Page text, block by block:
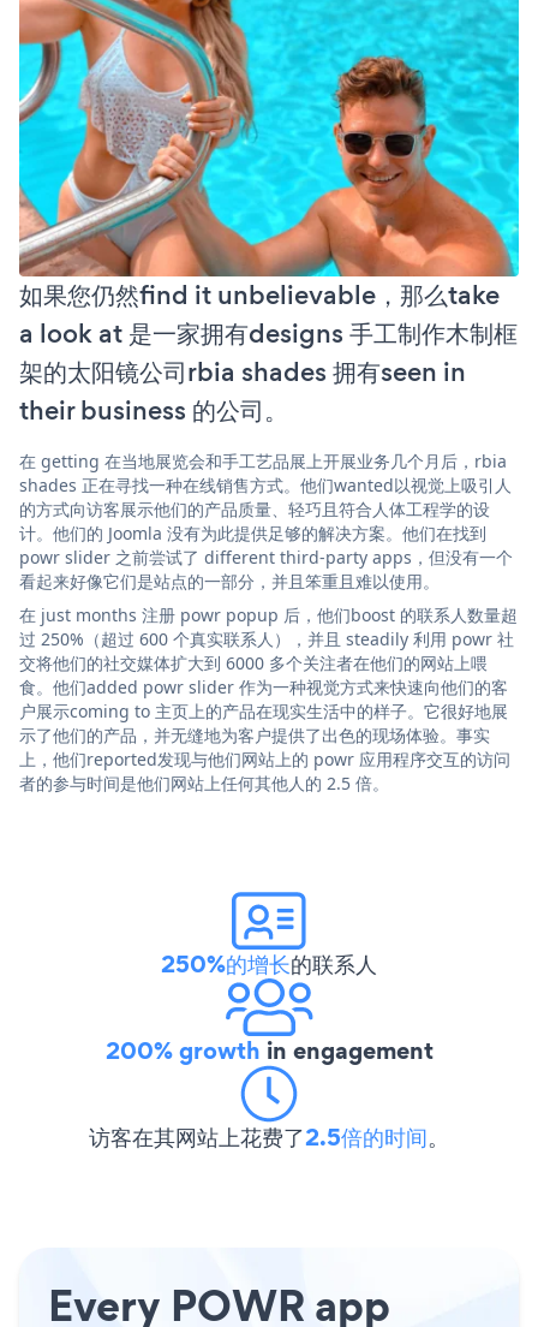
如果您仍然find it unbelievable，那么take
a look at 是一家拥有designs 手工制作木制框
架的太阳镜公司rbia shades 拥有seen in
their business 的公司。
在 getting 在当地展览会和手工艺品展上开展业务几个月后，rbia
shades 正在寻找一种在线销售方式。他们wanted以视觉上吸引人
的方式向访客展示他们的产品质量、轻巧且符合人体工程学的设
计。他们的 Joomla 没有为此提供足够的解决方案。他们在找到
powr slider 之前尝试了 different third-party apps，但没有一个
看起来好像它们是站点的一部分，并且笨重且难以使用。
在 just months 注册 powr popup 后，他们boost 的联系人数量超
过 250%（超过 600 个真实联系人），并且 steadily 利用 powr 社
交将他们的社交媒体扩大到 6000 多个关注者在他们的网站上喂
食。他们added powr slider 作为一种视觉方式来快速向他们的客
户展示coming to 主页上的产品在现实生活中的样子。它很好地展
示了他们的产品，并无缝地为客户提供了出色的现场体验。事实
上，他们reported发现与他们网站上的 powr 应用程序交互的访问
者的参与时间是他们网站上任何其他人的 2.5 倍。
250%的增长的联系人
200% growth in engagement
访客在其网站上花费了2.5倍的时间。
Every POWR app